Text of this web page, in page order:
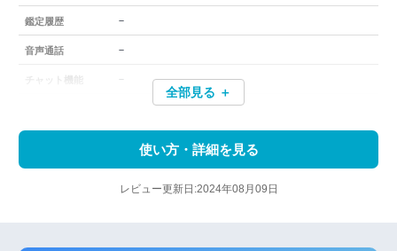
鑑定履歴 －
音声通話 －
チャット機能 －
全部見る ＋
使い方・詳細を見る
レビュー更新日:2024年08月09日